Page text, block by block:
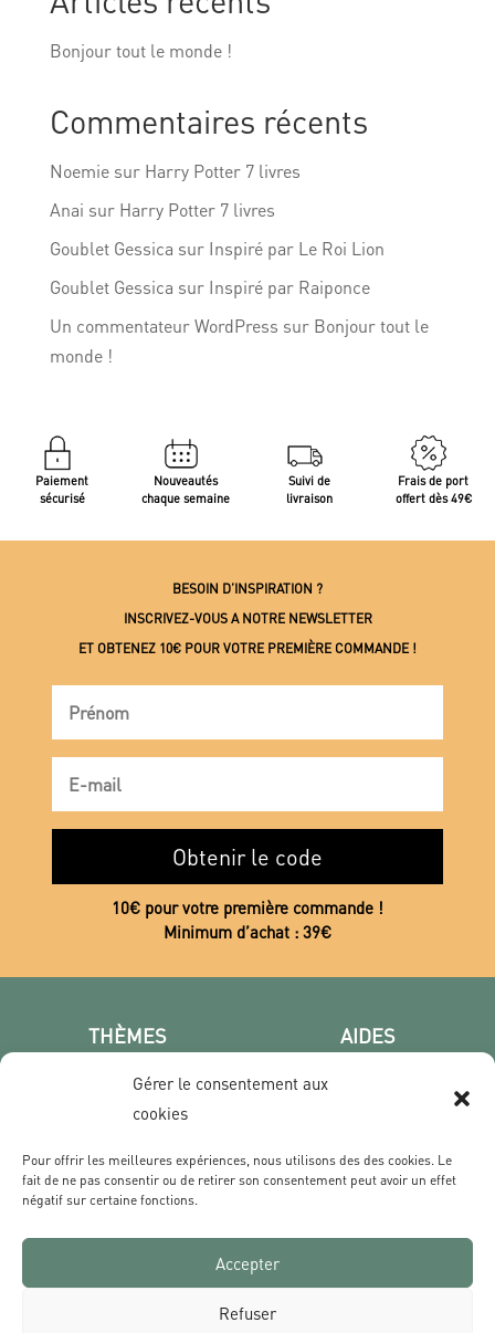
Gérer le consentement aux
cookies
Pour offrir les meilleures expériences, nous utilisons des des cookies. Le
fait de ne pas consentir ou de retirer son consentement peut avoir un effet
négatif sur certaine fonctions.
Accepter
Refuser
Bonjour tout le monde !
Commentaires récents
Noemiesur Harry Potter 7 livres
Anai sur Harry Potter 7 livres
Goublet Gessica sur Inspiré par Le Roi Lion
Goublet Gessica sur Inspiré par Raiponce
Un commentateur WordPress sur Bonjour tout le
monde !
Paiement
sécurisé
Nouveautés
chaque semaine
Suivi de
livraison
Frais de port
offert dès 49€
BESOIN D’INSPIRATION ?
INSCRIVEZ-VOUS A NOTRE NEWSLETTER
ET OBTENEZ 10€ POUR VOTRE PREMIÈRE COMMANDE !
Obtenir le code
10€ pour votre première commande !
Minimum d’achat : 39€
THÈMES
Poster photo
Les villes
Film & Série
AIDES
Livraisons & Retours